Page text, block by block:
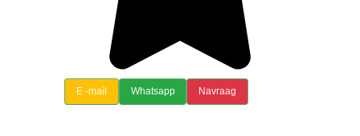
E -mail Whatsapp Navraag